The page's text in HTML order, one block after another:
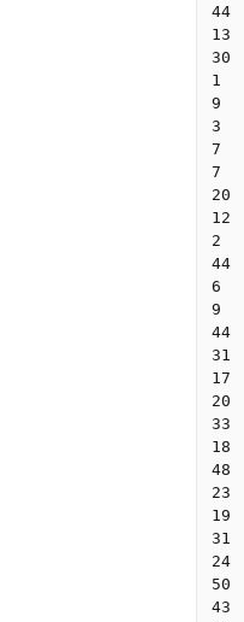
44
13
30
1
9
3
7
7
20
12
2
44
6
9
44
31
17
20
33
18
48
23
19
31
24
50
43